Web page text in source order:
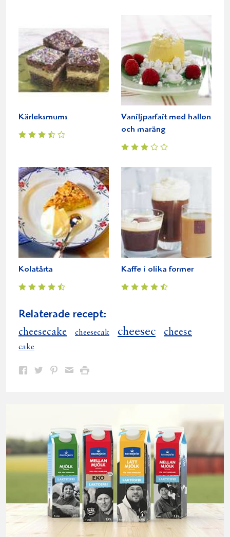
Kärleksmums
Vaniljparfait med hallon
och maräng
Kolatårta Kaffe i olika former
Relaterade recept:
cheesecake cheesecak cheesec cheese
cake
Dela Dela Dela DelaSkriv